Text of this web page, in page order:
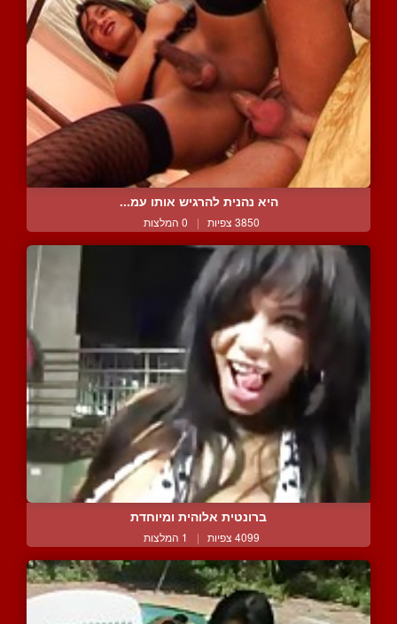
היא נהנית להרגיש אותו עמ...
3850 צפיות | 0 המלצות
ברונטית אלוהית ומיוחדת
4099 צפיות | 1 המלצות